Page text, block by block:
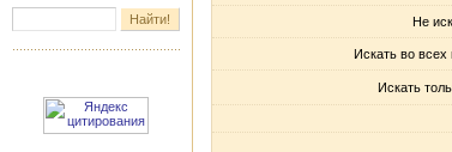
Не
Искать во
Искать